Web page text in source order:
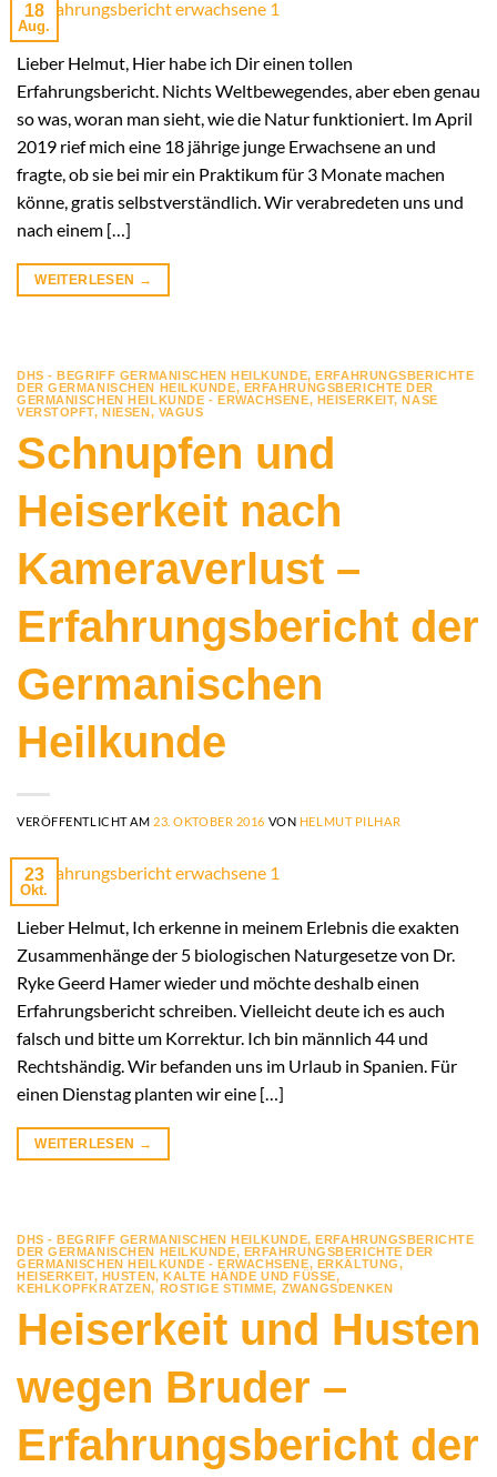
18
Aug.
Lieber Helmut, Hier habe ich Dir einen tollen
Erfahrungsbericht. Nichts Weltbewegendes, aber eben genau
so was, woran man sieht, wie die Natur funktioniert. Im April
2019 rief mich eine 18 jährige junge Erwachsene an und
fragte, ob sie bei mir ein Praktikum für 3 Monate machen
könne, gratis selbstverständlich. Wir verabredeten uns und
nach einem […]
WEITERLESEN →
DHS - BEGRIFF GERMANISCHEN HEILKUNDE,ERFAHRUNGSBERICHTE
DER GERMANISCHEN HEILKUNDE, ERFAHRUNGSBERICHTE DER
GERMANISCHEN HEILKUNDE - ERWACHSENE, HEISERKEIT,NASE
VERSTOPFT,NIESEN, VAGUS
Schnupfen und
Heiserkeit nach
Kameraverlust –
Erfahrungsbericht der
Germanischen
Heilkunde
VERÖFFENTLICHT AM 23. OKTOBER 2016 VON HELMUT PILHAR
23
Okt.
Lieber Helmut, Ich erkenne in meinem Erlebnis die exakten
Zusammenhänge der 5 biologischen Naturgesetze von Dr.
Ryke Geerd Hamer wieder und möchte deshalb einen
Erfahrungsbericht schreiben. Vielleicht deute ich es auch
falsch und bitte um Korrektur. Ich bin männlich 44 und
Rechtshändig. Wir befanden uns im Urlaub in Spanien. Für
einen Dienstag planten wir eine […]
WEITERLESEN →
DHS - BEGRIFF GERMANISCHEN HEILKUNDE,ERFAHRUNGSBERICHTE
DER GERMANISCHEN HEILKUNDE, ERFAHRUNGSBERICHTE DER
GERMANISCHEN HEILKUNDE - ERWACHSENE, ERKÄLTUNG,
HEISERKEIT, HUSTEN,KALTE HÄNDE UND FÜSSE
,
KEHLKOPFKRATZEN, ROSTIGE STIMME, ZWANGSDENKEN
Heiserkeit und Husten
wegen Bruder –
Erfahrungsbericht der